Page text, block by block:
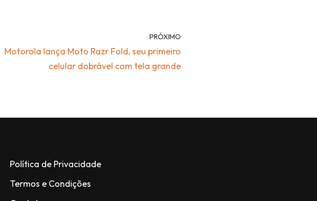
PRÓXIMO
Motorola lança Moto Razr Fold, seu primeiro
celular dobrável com tela grande
Política de Privacidade
Termos e Condições